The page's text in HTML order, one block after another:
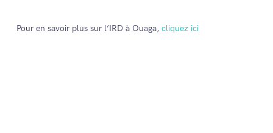
Pour en savoir plus sur l’IRD à Ouaga, cliquez ici